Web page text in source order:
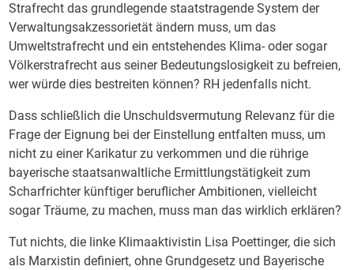
Strafrecht das grundlegende staatstragende System der
Verwaltungsakzessorietät ändern muss, um das
Umweltstrafrecht und ein entstehendes Klima- oder sogar
Völkerstrafrecht aus seiner Bedeutungslosigkeit zu befreien,
wer würde dies bestreiten können? RH jedenfalls nicht.
Dass schließlich die Unschuldsvermutung Relevanz für die
Frage der Eignung bei der Einstellung entfalten muss, um
nicht zu einer Karikatur zu verkommen und die rührige
bayerische staatsanwaltliche Ermittlungstätigkeit zum
Scharfrichter künftiger beruflicher Ambitionen, vielleicht
sogar Träume, zu machen, muss man das wirklich erklären?
Tut nichts, die linke Klimaaktivistin Lisa Poettinger, die sich
als Marxistin definiert, ohne Grundgesetz und Bayerische